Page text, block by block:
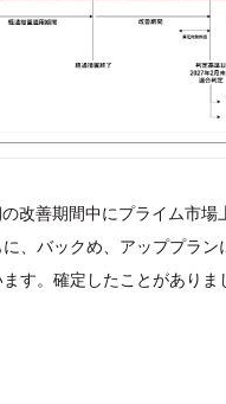
改善期間中にプライム市場
に、バックめ、アッププラ
す。確定したことがありま